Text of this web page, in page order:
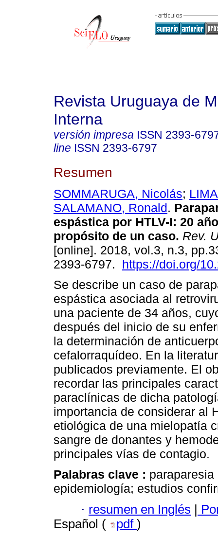
Revista Uruguaya de
Interna
versión impresa ISSN 2393-
line ISSN 2393-6797
Resumen
SOMMARUGA, Nicolás;
SALAMANO, Ronald.
espástica por HTLV-I: 20
propósito de un caso. Rev.
[online]. 2018, vol.3, n.3,
2393-6797. https://doi.org/
Se describe un caso de
espástica asociada al
una paciente de 34 años,
después del inicio de su
la determinación de
cefalorraquídeo. En la
publicados previamente. El
recordar las principales
paraclínicas de dicha
importancia de considerar al
etiológica de una mielopatía
sangre de donantes y
principales vías de contagio.
Palabras clave :
epidemiología; estudios
· resumen en Inglés |
Español (
pdf )